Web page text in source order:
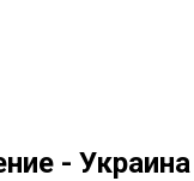
- Украина